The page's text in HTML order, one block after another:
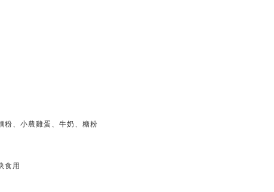
粉、小農雞蛋、牛奶、糖粉
食用